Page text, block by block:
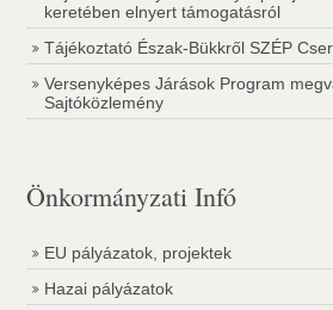
keretében elnyert támogatásról
Tájékoztató Észak-Bükkről SZÉP
Versenyképes Járások Program
Sajtóközlemény
Önkormányzati Infó
EU pályázatok, projektek
Hazai pályázatok